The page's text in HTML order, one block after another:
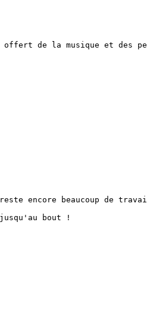
de la musique et des
encore beaucoup de
jusqu'au bout !